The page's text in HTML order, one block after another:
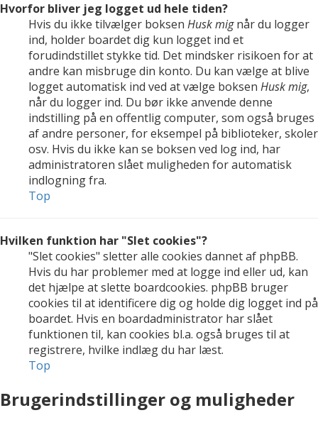
Hvorfor bliver jeg logget ud hele tiden?
Hvis du ikke tilvælger boksen Husk mignår du logger
ind, holder boardet dig kun logget ind et
forudindstillet stykke tid. Det mindsker risikoen for at
andre kan misbruge din konto. Du kan vælge at blive
logget automatisk ind ved at vælge boksen Husk mig,
når du logger ind. Du bør ikke anvende denne
indstilling på en offentlig computer, som også bruges
af andre personer, for eksempel på biblioteker, skoler
osv. Hvis du ikke kan se boksen ved log ind, har
administratoren slået muligheden for automatisk
indlogning fra.
Top
Hvilken funktion har "Slet cookies"?
"Slet cookies" sletter alle cookies dannet af phpBB.
Hvis du har problemer med at logge ind eller ud, kan
det hjælpe at slette boardcookies. phpBB bruger
cookies til at identificere dig og holde dig logget ind på
boardet. Hvis en boardadministrator har slået
funktionen til, kan cookies bl.a. også bruges til at
registrere, hvilke indlæg du har læst.
Top
Brugerindstillinger og muligheder